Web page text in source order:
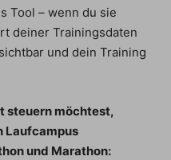
Tool – wenn du sie
deiner Trainingsdaten
und dein Training
steuern möchtest,
Laufcampus
und Marathon: